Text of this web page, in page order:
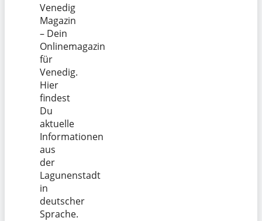
Venedig
Magazin
– Dein
Onlinemagazin
für
Venedig.
Hier
findest
Du
aktuelle
Informationen
aus
der
Lagunenstadt
in
deutscher
Sprache.